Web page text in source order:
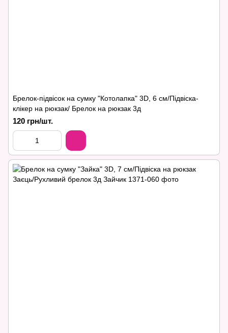
Брелок-підвісок на сумку "Котолапка" 3D, 6 см/Підвіска-
клікер на рюкзак/ Брелок на рюкзак 3д
120 грн/шт.